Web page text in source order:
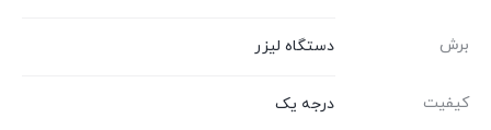
برش دستگاه لیزر
کیفیت درجه یک